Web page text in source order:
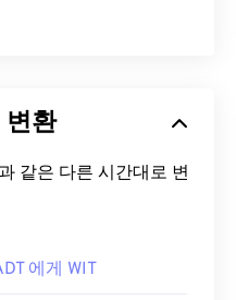
변환
같은 다른 시간대로 변
에게 WIT